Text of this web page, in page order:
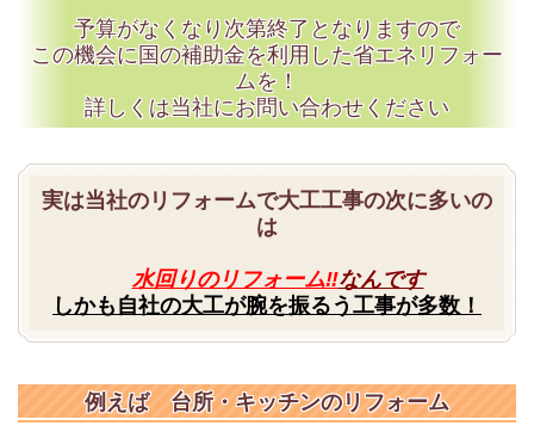
予算がなくなり次第終了となりますので
この機会に国の補助金を利用した省エネリフォー
ムを！
詳しくは当社にお問い合わせください
実は当社のリフォームで大工工事の次に多いの
は
水回りのリフォーム‼なんです
しかも自社の大工が腕を振るう工事が多数！
例えば 台所・キッチンのリフォーム